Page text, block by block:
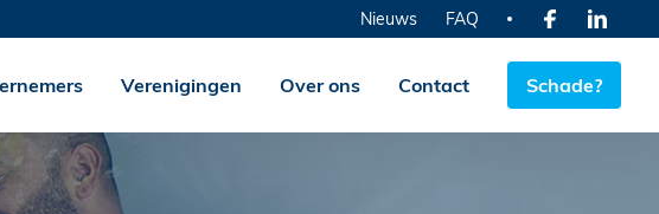
Verenigingen Over ons Contact Schade?
Nieuws FAQ